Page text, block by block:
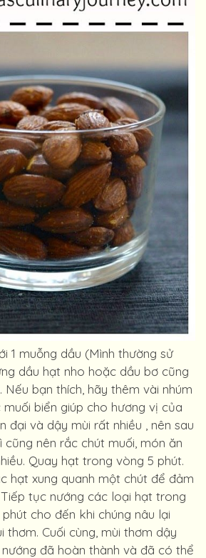
1 muỗng dầu (Mình thường sử
dầu hạt nho hoặc dầu bơ cũng
bạn thích, hãy thêm vài nhúm
muối biển giúp cho hương vị của
đại và dậy mùi rất nhiều , nên sau
nên rắc chút muối, món ăn
Quay hạt trong vòng 5 phút.
hạt xung quanh một chút để đảm
tục nướng các loại hạt trong
cho đến khi chúng nâu lại
thơm. Cuối cùng, mùi thơm dậy
đã hoàn thành và đã có thể